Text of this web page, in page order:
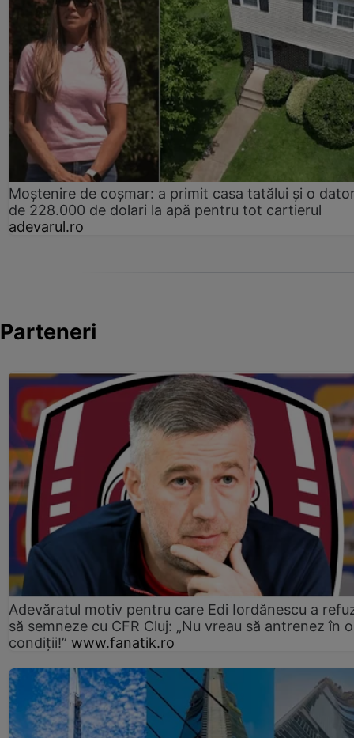
Moștenire de coșmar: a primit casa tatălui și o
de 228.000 de dolari la apă pentru tot cartierul
adevarul.ro
Parteneri
Adevăratul motiv pentru care Edi Iordănescu a
să semneze cu CFR Cluj: „Nu vreau să antrenez în
condiții!” www.fanatik.ro